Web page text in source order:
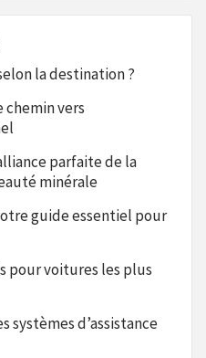
la destination ?
chemin vers
parfaite de la
minérale
guide essentiel pour
pour voitures les plus
systèmes d’assistance